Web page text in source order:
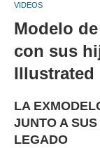
VIDEOS
Modelo
con sus
Illustrated
LA
JUNTO A
LEGADO